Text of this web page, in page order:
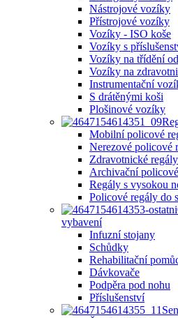
Nástrojové vozíky
Přístrojové vozíky
Vozíky - ISO koše
Vozíky s
Vozíky na třídění
Vozíky na
Instrumentační
S drátěnými koši
Plošinové vozíky
Mobilní policové
Nerezové policové
Zdravotnické regály
Archivační
Regály s vysokou
Policové regály do
vybavení
Infuzní stojany
Schůdky
Rehabilitační
Dávkovače
Podpěra pod nohu
Příslušenství